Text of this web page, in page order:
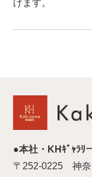
げます。
●本社・KHｷﾞｬﾗﾘ
〒252-0225 神奈